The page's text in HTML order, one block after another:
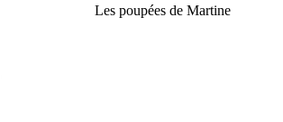
Les poupées de Martine